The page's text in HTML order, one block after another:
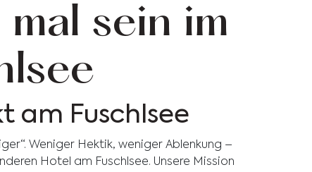
sein im
am Fuschlsee
Weniger Hektik, weniger Ablenkung –
Hotel am Fuschlsee. Unsere Mission